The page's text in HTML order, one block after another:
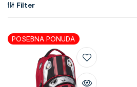
Filter
POSEBNA PONUDA